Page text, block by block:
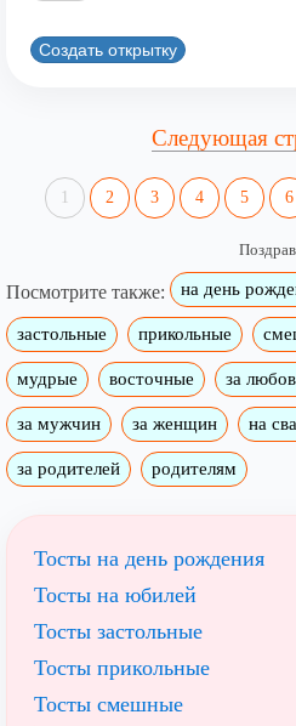
Создать открытку
Следующая
1 2 3 4 5 6
Посмотрите также: на день
застольные прикольные
мудрые восточные за
за мужчин за женщин на
за родителей родителям
Тосты на день рождения
Тосты на юбилей
Тосты застольные
Тосты прикольные
Тосты смешные